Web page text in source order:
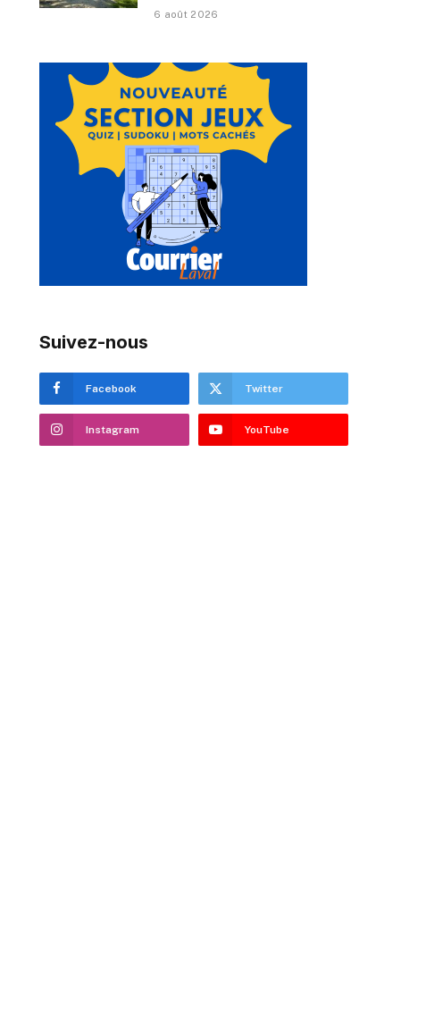
6 août 2026
Suivez-nous
Facebook Twitter
Instagram YouTube